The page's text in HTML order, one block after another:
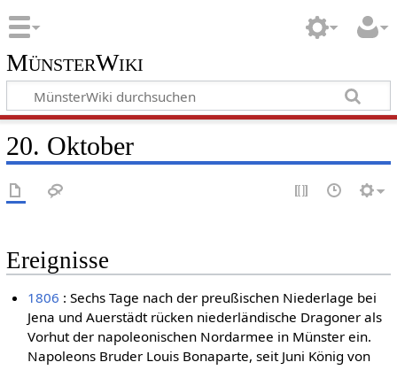
MünsterWiki
20. Oktober
Ereignisse
1806 : Sechs Tage nach der preußischen Niederlage bei
Jena und Auerstädt rücken niederländische Dragoner als
Vorhut der napoleonischen Nordarmee in Münster ein.
Napoleons Bruder Louis Bonaparte, seit Juni König von